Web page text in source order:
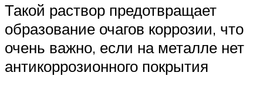
Такой раствор предотвращает
образование очагов коррозии, что
очень важно, если на металле нет
антикоррозионного покрытия